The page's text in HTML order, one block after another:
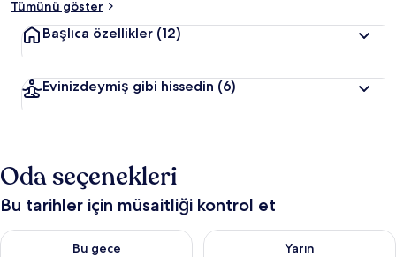
Tümünü göster
Başlıca özellikler (12)
Evinizdeymiş gibi hissedin (6)
Oda seçenekleri
Bu tarihler için müsaitliği kontrol et
Bu gece
Bu gece için müsaitliği kontrol et Ağu 6 - Ağu 7
Yarın
Yarın için müsaitliği kontrol